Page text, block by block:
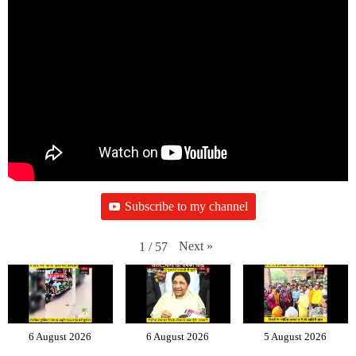
Subscribe to my channel
1 / 57 Next »
6 August 2026 6 August 2026 5 August 2026